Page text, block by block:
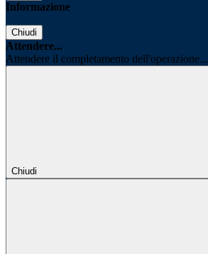
Informazione
Chiudi
Attendere...
Attendere il completamento dell'operazione...
Chiudi